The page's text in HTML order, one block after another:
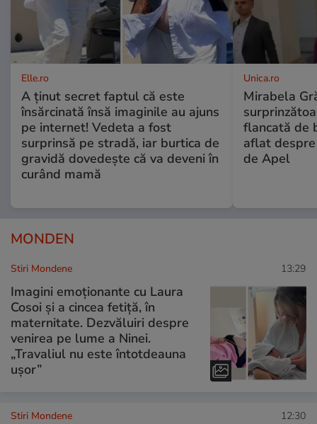
Elle.ro
A ținut secret faptul că este
însărcinată însă imaginile au ajuns
pe internet! Vedeta a fost
surprinsă pe stradă, iar burtica de
gravidă dovedește că va deveni în
curând mamă
Unica.ro
Mirabela
flancată de
aflat
de Apel
MONDEN
Stiri Mondene 13:29
Imagini emoționante cu Laura
Cosoi și a cincea fetiță, în
maternitate. Dezvăluiri despre
venirea pe lume a Ninei.
„Travaliul nu este întotdeauna
ușor”
Stiri Mondene 12:30